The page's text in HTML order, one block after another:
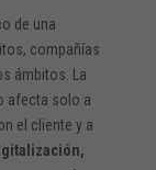
de una
compañías
ámbitos. La
afecta solo a
el cliente y a